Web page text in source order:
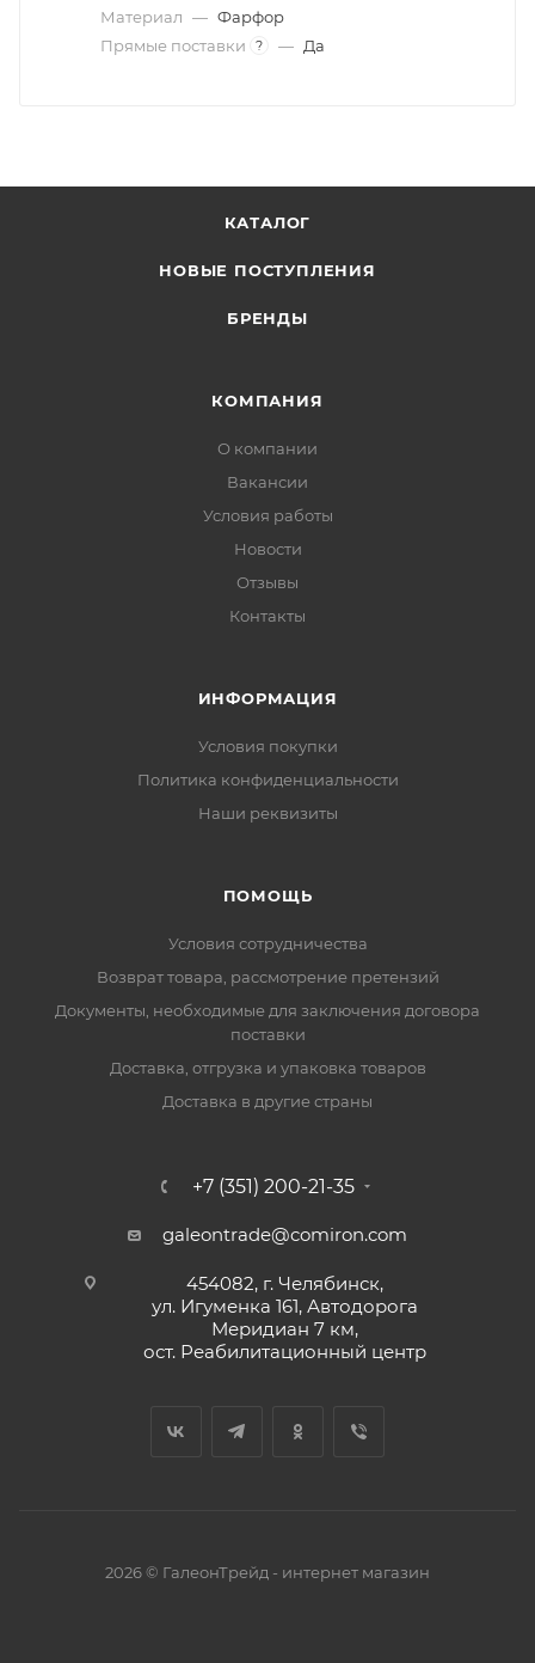
Материал — Фарфор
Прямые поставки
? — Да
КАТАЛОГ
НОВЫЕ ПОСТУПЛЕНИЯ
БРЕНДЫ
КОМПАНИЯ
О компании
Вакансии
Условия работы
Новости
Отзывы
Контакты
ИНФОРМАЦИЯ
Условия покупки
Политика конфиденциальности
Наши реквизиты
ПОМОЩЬ
Условия сотрудничества
Возврат товара, рассмотрение претензий
Документы, необходимые для заключения договора
поставки
Доставка, отгрузка и упаковка товаров
Доставка в другие страны
+7 (351) 200-21-35
galeontrade@comiron.com
454082, г. Челябинск,
ул. Игуменка 161, Автодорога
Меридиан 7 км,
ост. Реабилитационный центр
2026 © ГалеонТрейд - интернет магазин